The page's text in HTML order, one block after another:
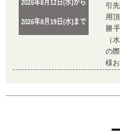
引
用
勝
（
の
様